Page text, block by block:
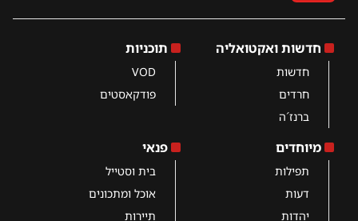
חדשות ואקטואליה
חדשות
חרדים
ברנז´ה
תוכניות
VOD
פודקאסטים
מיוחדים
תפילות
דעות
יהדות
פנאי
בית וסטייל
אוכל ומתכונים
תיירות